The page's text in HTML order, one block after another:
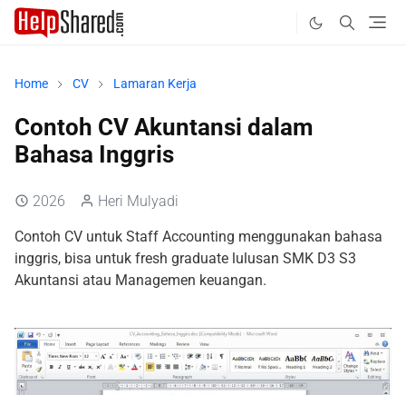
Home CV Lamaran Kerja
Contoh CV Akuntansi dalam
Bahasa Inggris
2026 Heri Mulyadi
Contoh CV untuk Staff Accounting menggunakan bahasa
inggris, bisa untuk fresh graduate lulusan SMK D3 S3
Akuntansi atau Managemen keuangan.